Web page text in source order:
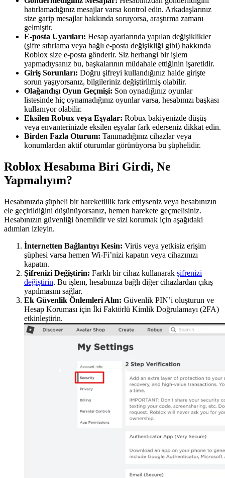
hatırlamadığınız mesajlar varsa kontrol edin. Arkadaşlarınız
size garip mesajlar hakkında soruyorsa, araştırma zamanı
gelmiştir.
E-posta Uyarıları: Hesap ayarlarında yapılan değişiklikler
(şifre sıfırlama veya bağlı e-posta değişikliği gibi) hakkında
Roblox size e-posta gönderir. Siz herhangi bir işlem
yapmadıysanız bu, başkalarının müdahale ettiğinin işaretidir.
Giriş Sorunları: Doğru şifreyi kullandığınız halde girişte
sorun yaşıyorsanız, bilgileriniz değiştirilmiş olabilir.
Olağandışı Oyun Geçmişi: Son oynadığınız oyunlar
listesinde hiç oynamadığınız oyunlar varsa, hesabınızı başkası
kullanıyor olabilir.
Eksilen Robux veya Eşyalar: Robux bakiyenizde düşüş
veya envanterinizde eksilen eşyalar fark ederseniz dikkat edin.
Birden Fazla Oturum: Tanımadığınız cihazlar veya
konumlardan aktif oturumlar görünüyorsa bu şüphelidir.
Roblox Hesabıma Biri Girdi, Ne
Yapmalıyım?
Hesabınızda şüpheli bir hareketlilik fark ettiyseniz veya hesabınızın
ele geçirildiğini düşünüyorsanız, hemen harekete geçmelisiniz.
Hesabınızın güvenliği önemlidir ve sizi korumak için aşağıdaki
adımları izleyin.
İnternetten Bağlantıyı Kesin: Virüs veya yetkisiz erişim
şüphesi varsa hemen Wi-Fi’nizi kapatın veya cihazınızı
kapatın.
Şifrenizi Değiştirin: Farklı bir cihaz kullanarak şifrenizi
değiştirin. Bu işlem, hesabınıza bağlı diğer cihazlardan çıkış
yapılmasını sağlar.
Ek Güvenlik Önlemleri Alın: Güvenlik PIN’i oluşturun ve
Hesap Koruması için İki Faktörlü Kimlik Doğrulamayı (2FA)
etkinleştirin.